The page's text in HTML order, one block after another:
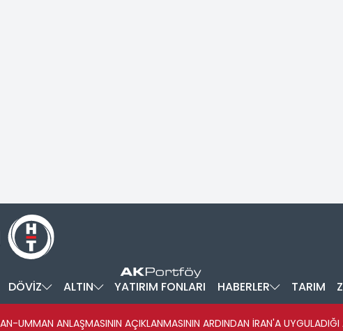
DÖVİZ ALTIN YATIRIM FONLARI HABERLER TARIM
UMMAN ANLAŞMASININ AÇIKLANMASININ ARDINDAN İRAN'A UYGULADIĞI